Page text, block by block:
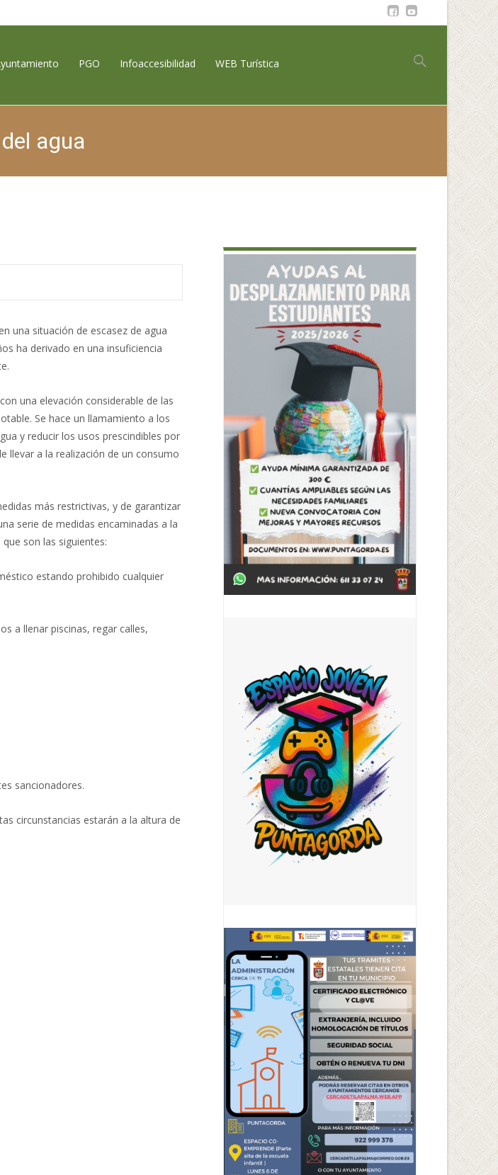
PGO Infoaccesibilidad WEB Turística
Buscar:
agua
una situación de escasez de agua
ha derivado en una insuficiencia
una elevación considerable de las
Se hace un llamamiento a los
y reducir los usos prescindibles por
llevar a la realización de un consumo
más restrictivas, y de garantizar
serie de medidas encaminadas a la
son las siguientes:
estando prohibido cualquier
a llenar piscinas, regar calles,
sancionadores.
circunstancias estarán a la altura de